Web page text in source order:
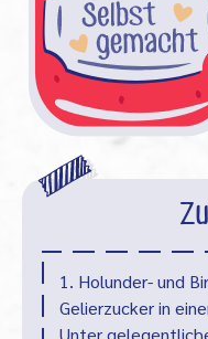
1. Holunder- und
Gelierzucker in
Unter